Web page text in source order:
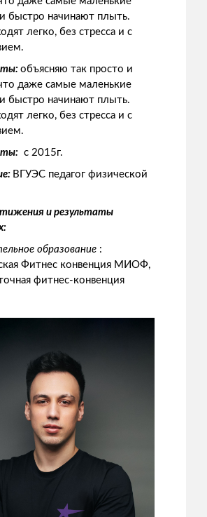
быстро начинают плыть.
легко, без стресса и с
объясняю так просто и
даже самые маленькие
быстро начинают плыть.
легко, без стресса и с
с 2015г.
ВГУЭС педагог физической
и результаты
образование :
Фитнес конвенция МИОФ,
фитнес-конвенция